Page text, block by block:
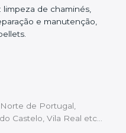
de chaminés,
e manutenção,
de Portugal,
Castelo, Vila Real etc…